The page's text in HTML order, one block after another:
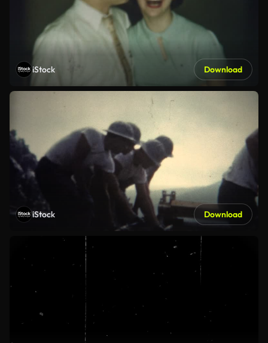
iStock Download
iStock Download